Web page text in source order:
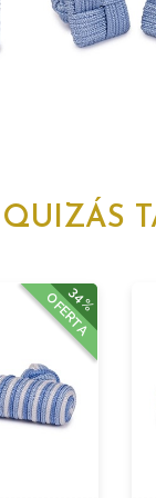
QUIZÁS
34%
OFERTA